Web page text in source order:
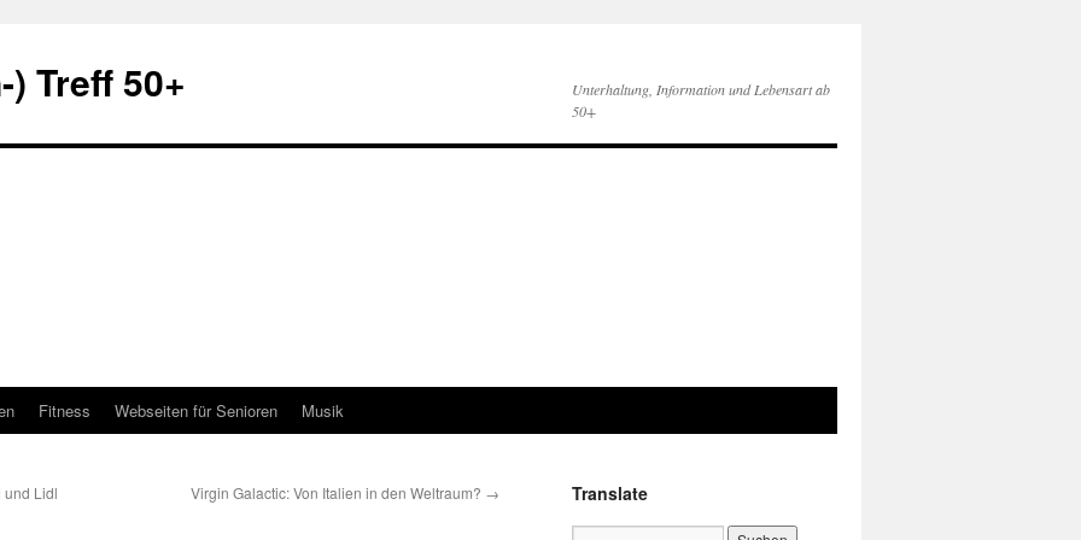
Treff 50+
Unterhaltung, Information und Lebensart ab
50+
Fitness Webseiten für Senioren Musik
und Lidl
Virgin Galactic: Von Italien in den Weltraum? → Translate